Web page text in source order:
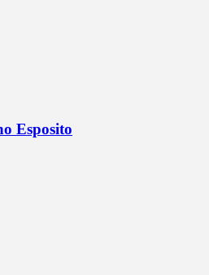
Esposito